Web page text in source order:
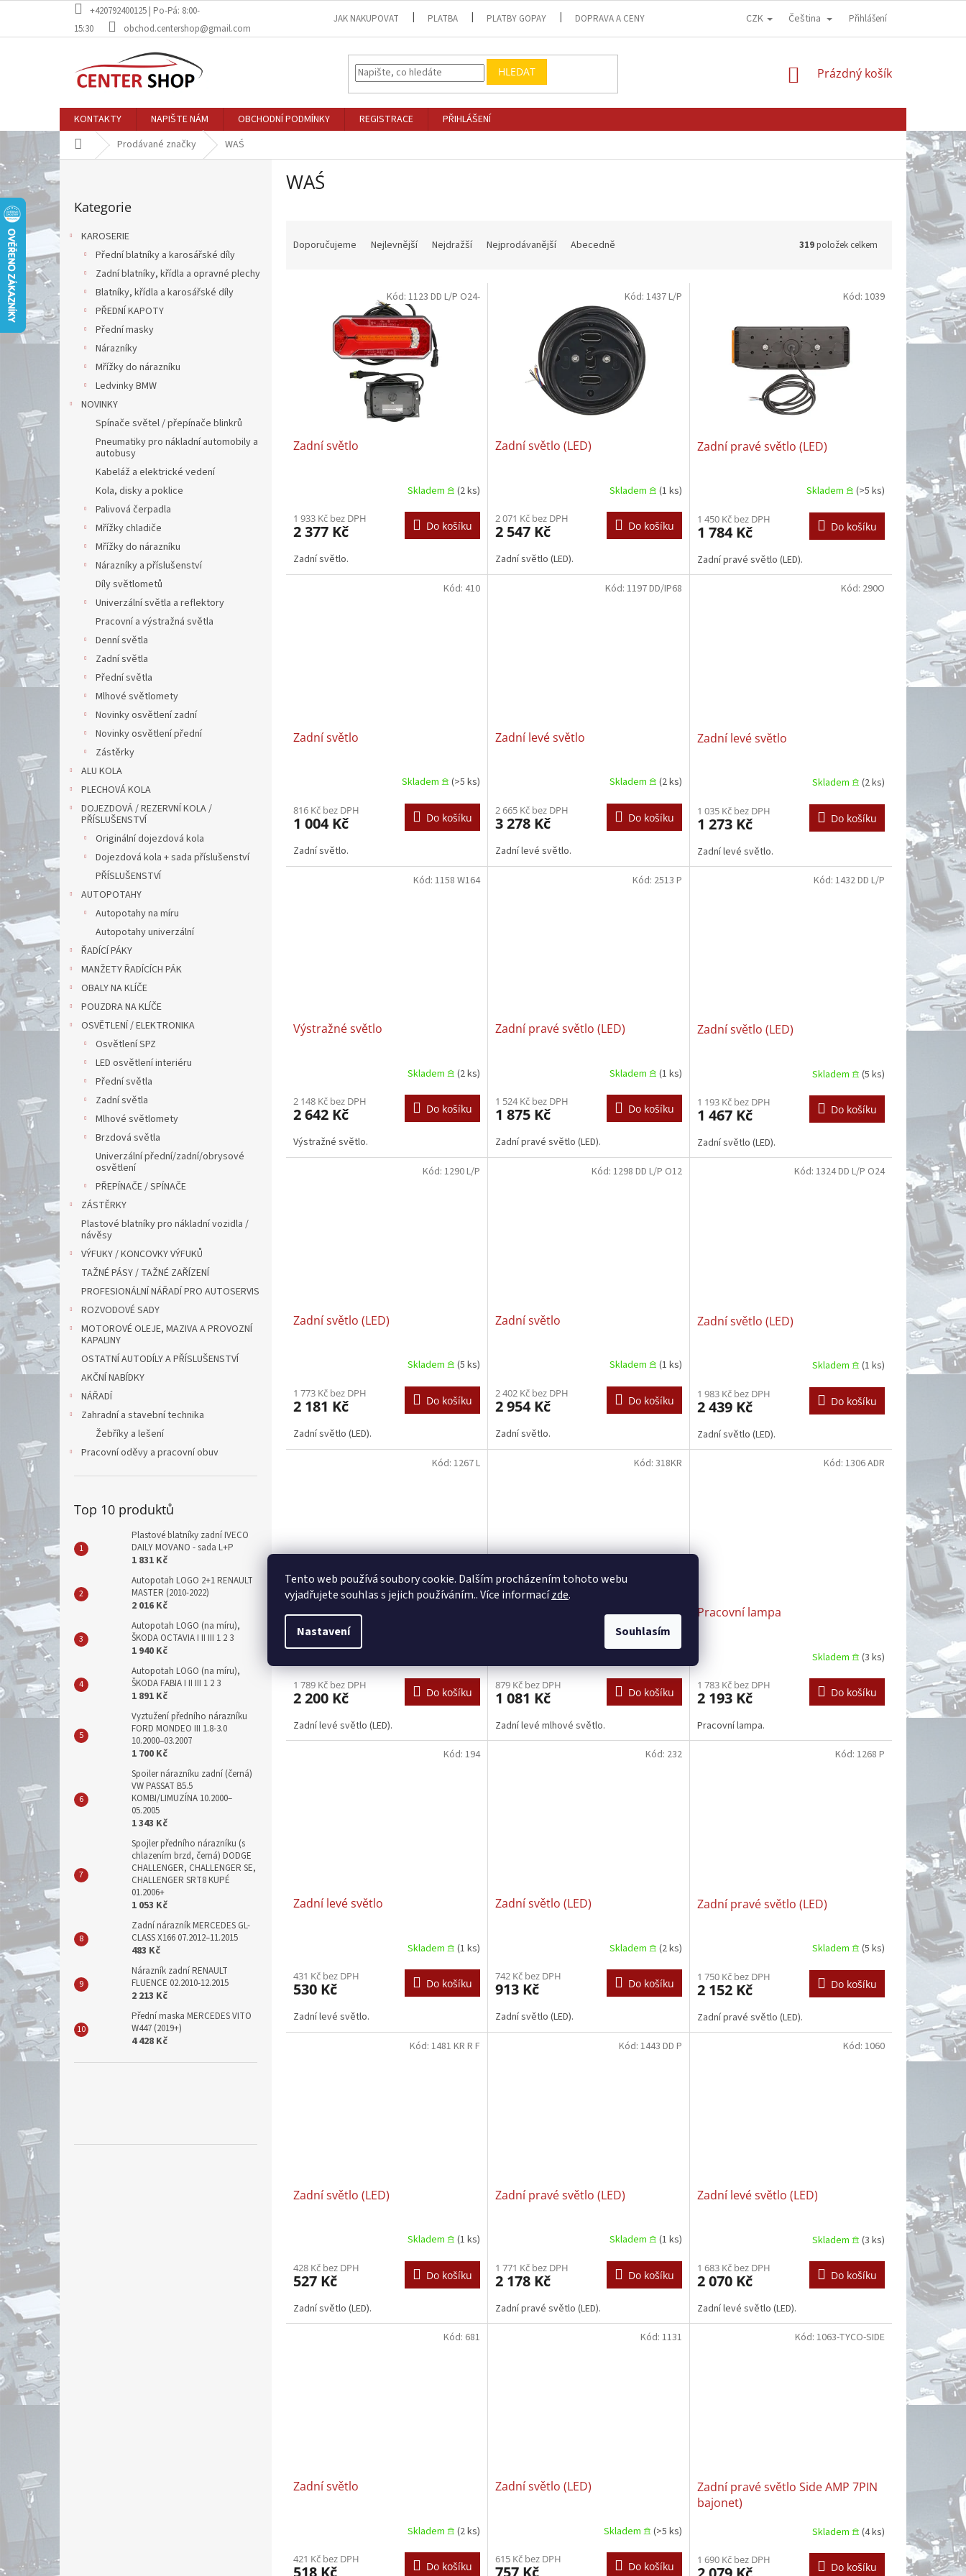
Tento web používá soubory cookie. Dalším procházením tohoto webu
vyjadřujete souhlas s jejich používáním.. Více informacízde.
Nastavení Souhlasím
obsah
+420792400125 | Po-Pá: 8:00-
15:30
obchod.centershop@gmail.com
JAK NAKUPOVAT PLATBA PLATBY GOPAY DOPRAVA A CENY OBCHODNÍ PODMÍNKY GDPR - OCHRANA OSOBNÍCH ÚDAJŮ
CZK Čeština Přihlášení
HLEDAT
NÁKUPNÍ
Prázdný košík
KONTAKTY NAPIŠTE NÁM OBCHODNÍ PODMÍNKY REGISTRACE
PŘIHLÁŠENÍ
Domů Prodávané značky WAŚ
P
o
s
r
n
í
p
a
n
kategorie
Kategorie
KAROSERIE
Přední blatníky a karosářské díly
Zadní blatníky, křídla a opravné plechy
Blatníky, křídla a karosářské díly
PŘEDNÍ KAPOTY
Přední masky
Nárazníky
Mřížky do nárazníku
Ledvinky BMW
NOVINKY
Spínače světel / přepínače blinkrů
Pneumatiky pro nákladní automobily a
autobusy
Kabeláž a elektrické vedení
Kola, disky a poklice
Palivová čerpadla
Mřížky chladiče
Mřížky do nárazníku
Nárazníky a příslušenství
Díly světlometů
Univerzální světla a reflektory
Pracovní a výstražná světla
Denní světla
Zadní světla
Přední světla
Mlhové světlomety
Novinky osvětlení zadní
Novinky osvětlení přední
Zástěrky
ALU KOLA
PLECHOVÁ KOLA
DOJEZDOVÁ / REZERVNÍ KOLA /
PŘÍSLUŠENSTVÍ
Originální dojezdová kola
Dojezdová kola + sada příslušenství
PŘÍSLUŠENSTVÍ
AUTOPOTAHY
Autopotahy na míru
Autopotahy univerzální
ŘADÍCÍ PÁKY
MANŽETY ŘADÍCÍCH PÁK
OBALY NA KLÍČE
POUZDRA NA KLÍČE
OSVĚTLENÍ / ELEKTRONIKA
Osvětlení SPZ
LED osvětlení interiéru
Přední světla
Zadní světla
Mlhové světlomety
Brzdová světla
Univerzální přední/zadní/obrysové
osvětlení
PŘEPÍNAČE / SPÍNAČE
ZÁSTĚRKY
Plastové blatníky pro nákladní vozidla /
návěsy
VÝFUKY / KONCOVKY VÝFUKŮ
TAŽNÉ PÁSY / TAŽNÉ ZAŘÍZENÍ
PROFESIONÁLNÍ NÁŘADÍ PRO AUTOSERVIS
ROZVODOVÉ SADY
MOTOROVÉ OLEJE, MAZIVA A PROVOZNÍ
KAPALINY
OSTATNÍ AUTODÍLY A PŘÍSLUŠENSTVÍ
AKČNÍ NABÍDKY
NÁŘADÍ
Zahradní a stavební technika
Žebříky a lešení
Pracovní oděvy a pracovní obuv
Top 10 produktů
Plastové blatníky zadní IVECO
DAILY MOVANO - sada L+P
1 831 Kč
Autopotah LOGO 2+1 RENAULT
MASTER (2010-2022)
2 016 Kč
Autopotah LOGO (na míru),
ŠKODA OCTAVIA I II III 1 2 3
1 940 Kč
Autopotah LOGO (na míru),
ŠKODA FABIA I II III 1 2 3
1 891 Kč
Vyztužení předního nárazníku
FORD MONDEO III 1.8-3.0
10.2000–03.2007
1 700 Kč
Spoiler nárazníku zadní (černá)
VW PASSAT B5.5
KOMBI/LIMUZÍNA 10.2000–
05.2005
1 343 Kč
Spojler předního nárazníku (s
chlazením brzd, černá) DODGE
CHALLENGER, CHALLENGER SE,
CHALLENGER SRT8 KUPÉ
01.2006+
1 053 Kč
Zadní nárazník MERCEDES GL-
CLASS X166 07.2012–11.2015
483 Kč
Nárazník zadní RENAULT
FLUENCE 02.2010-12.2015
2 213 Kč
Přední maska MERCEDES VITO
W447 (2019+)
4 428 Kč
WAŚ
Doporučujeme Nejlevnější Nejdražší Nejprodávanější Abecedně 319položek celkem
Zadní světlo
Skladem 𖠿 (2 ks)
1 933 Kč bez DPH
2 377 Kč Do košíku
Zadní světlo.
Kód: 1123 DD L/P O24-
Zadní světlo (LED)
Skladem 𖠿 (1 ks)
2 071 Kč bez DPH
2 547 Kč Do košíku
Zadní světlo (LED).
Kód: 1437 L/P
Zadní pravé světlo (LED)
Skladem 𖠿 (>5 ks)
1 450 Kč bez DPH
1 784 Kč Do košíku
Zadní pravé světlo (LED).
Kód: 1039
Zadní světlo
Skladem 𖠿 (>5 ks)
816 Kč bez DPH
1 004 Kč Do košíku
Zadní světlo.
Kód: 410
Zadní levé světlo
Skladem 𖠿 (2 ks)
2 665 Kč bez DPH
3 278 Kč Do košíku
Zadní levé světlo.
Kód: 1197 DD/IP68
Zadní levé světlo
Skladem 𖠿 (2 ks)
1 035 Kč bez DPH
1 273 Kč Do košíku
Zadní levé světlo.
Kód: 290O
Výstražné světlo
Skladem 𖠿 (2 ks)
2 148 Kč bez DPH
2 642 Kč Do košíku
Výstražné světlo.
Kód: 1158 W164
Zadní pravé světlo (LED)
Skladem 𖠿 (1 ks)
1 524 Kč bez DPH
1 875 Kč Do košíku
Zadní pravé světlo (LED).
Kód: 2513 P
Zadní světlo (LED)
Skladem 𖠿 (5 ks)
1 193 Kč bez DPH
1 467 Kč Do košíku
Zadní světlo (LED).
Kód: 1432 DD L/P
Zadní světlo (LED)
Skladem 𖠿 (5 ks)
1 773 Kč bez DPH
2 181 Kč Do košíku
Zadní světlo (LED).
Kód: 1290 L/P
Zadní světlo
Skladem 𖠿 (1 ks)
2 402 Kč bez DPH
2 954 Kč Do košíku
Zadní světlo.
Kód: 1298 DD L/P O12
Zadní světlo (LED)
Skladem 𖠿 (1 ks)
1 983 Kč bez DPH
2 439 Kč Do košíku
Zadní světlo (LED).
Kód: 1324 DD L/P O24
Zadní levé světlo (LED)
1 789 Kč bez DPH
2 200 Kč Do košíku
Zadní levé světlo (LED).
Kód: 1267 L
Zadní levé mlhové světlo
879 Kč bez DPH
1 081 Kč Do košíku
Zadní levé mlhové světlo.
Kód: 318KR
Pracovní lampa
Skladem 𖠿 (3 ks)
1 783 Kč bez DPH
2 193 Kč Do košíku
Pracovní lampa.
Kód: 1306 ADR
Zadní levé světlo
Skladem 𖠿 (1 ks)
431 Kč bez DPH
530 Kč Do košíku
Zadní levé světlo.
Kód: 194
Zadní světlo (LED)
Skladem 𖠿 (2 ks)
742 Kč bez DPH
913 Kč Do košíku
Zadní světlo (LED).
Kód: 232
Zadní pravé světlo (LED)
Skladem 𖠿 (5 ks)
1 750 Kč bez DPH
2 152 Kč Do košíku
Zadní pravé světlo (LED).
Kód: 1268 P
Zadní světlo (LED)
Skladem 𖠿 (1 ks)
428 Kč bez DPH
527 Kč Do košíku
Zadní světlo (LED).
Kód: 1481 KR R F
Zadní pravé světlo (LED)
Skladem 𖠿 (1 ks)
1 771 Kč bez DPH
2 178 Kč Do košíku
Zadní pravé světlo (LED).
Kód: 1443 DD P
Zadní levé světlo (LED)
Skladem 𖠿 (3 ks)
1 683 Kč bez DPH
2 070 Kč Do košíku
Zadní levé světlo (LED).
Kód: 1060
Zadní světlo
Skladem 𖠿 (2 ks)
421 Kč bez DPH
Do košíku
Kód: 681
Zadní světlo (LED)
Skladem 𖠿 (>5 ks)
615 Kč bez DPH
Do košíku
Kód: 1131
Zadní pravé světlo Side AMP 7PIN
bajonet)
Skladem 𖠿 (4 ks)
1 690 Kč bez DPH
Do košíku
Kód: 1063-TYCO-SIDE